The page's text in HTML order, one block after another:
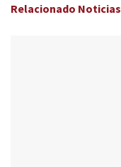
Relacionado Noticias